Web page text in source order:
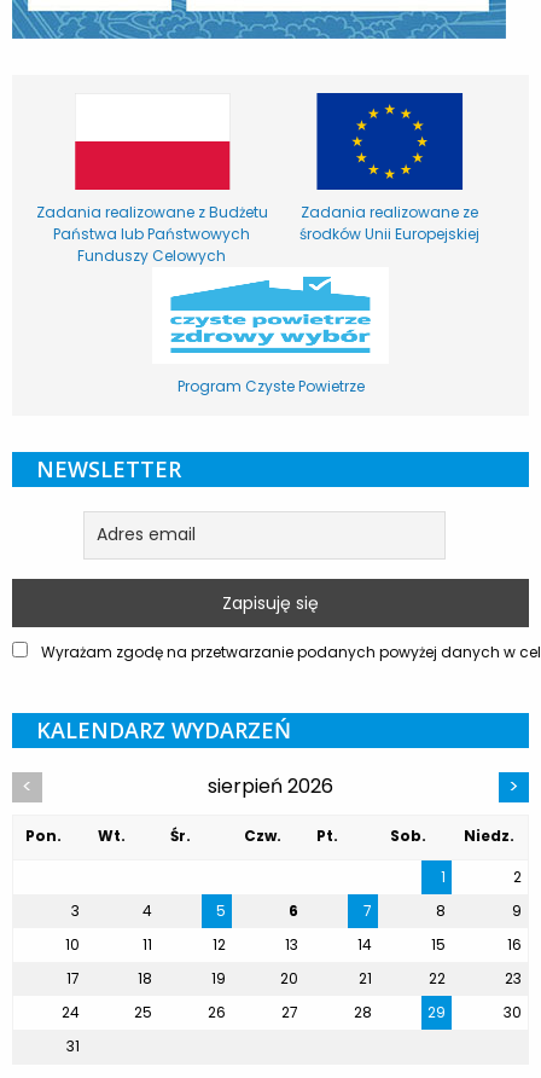
Zadania realizowane z Budżetu
Państwa lub Państwowych
Funduszy Celowych
Zadania realizowane ze
środków Unii Europejskiej
Program Czyste Powietrze
NEWSLETTER
Wyrażam zgodę na przetwarzanie podanych powyżej danych w
KALENDARZ WYDARZEŃ
< sierpień 2026 >
Pon. Wt. Śr. Czw. Pt. Sob.
Niedz.
1
2
3
4 5 6 7 8
9
10
11 12 13 14 15
16
17
18 19 20 21 22
23
24
25 26 27 28 29
30
31